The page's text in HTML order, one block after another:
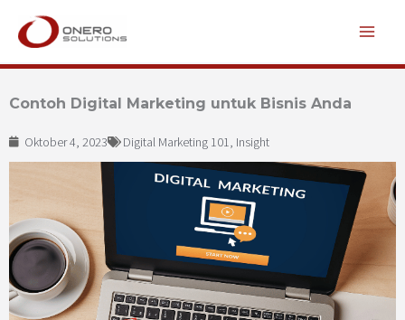
Lewati
Contoh Digital Marketing untuk Bisnis Anda
Oktober 4, 2023 Digital Marketing 101, Insight